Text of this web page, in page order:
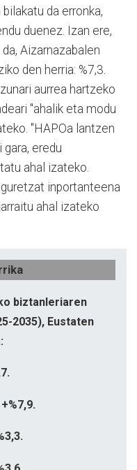
da erronka,
duenez. Izan ere,
Aizarnazabalen
den herria: %7,3.
aurrea hartzeko
"ahalik eta modu
"HAPOa lantzen
eredu
ahal izateko.
inportanteena
ahal izateko
biztanleriaren
2035), Eustaten
+%7,9.